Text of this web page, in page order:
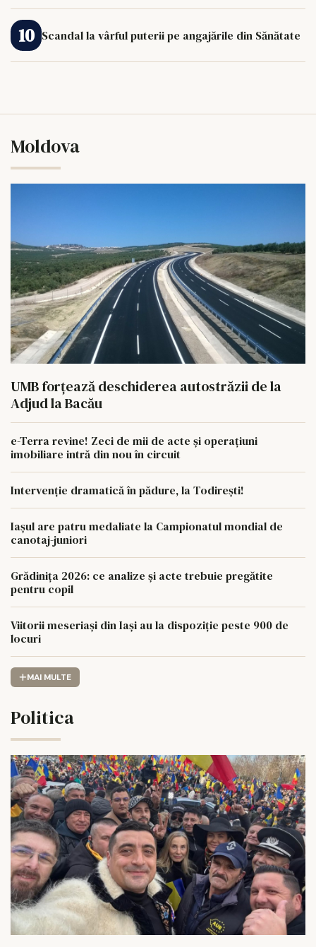
Scandal la vârful puterii pe angajările din Sănătate
Moldova
UMB forțează deschiderea autostrăzii de la
Adjud la Bacău
e-Terra revine! Zeci de mii de acte și operațiuni
imobiliare intră din nou în circuit
Intervenție dramatică în pădure, la Todirești!
Iaşul are patru medaliate la Campionatul mondial de
canotaj-juniori
Grădinița 2026: ce analize și acte trebuie pregătite
pentru copil
Viitorii meseriași din Iași au la dispoziție peste 900 de
locuri
MAI MULTE
Politica